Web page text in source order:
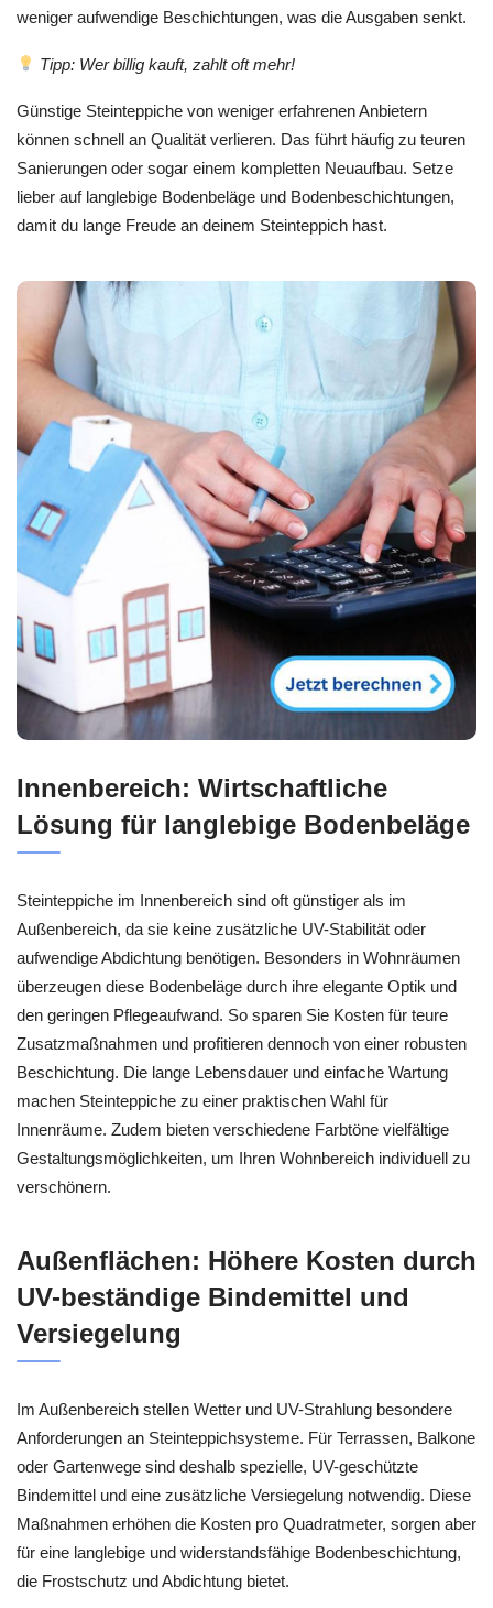
weniger aufwendige Beschichtungen, was die Ausgaben senkt.
Tipp: Wer billig kauft, zahlt oft mehr!
Günstige Steinteppiche von weniger erfahrenen Anbietern
können schnell an Qualität verlieren. Das führt häufig zu teuren
Sanierungen oder sogar einem kompletten Neuaufbau. Setze
lieber auf langlebige Bodenbeläge und Bodenbeschichtungen,
damit du lange Freude an deinem Steinteppich hast.
Innenbereich: Wirtschaftliche
Lösung für langlebige Bodenbeläge
Steinteppiche im Innenbereich sind oft günstiger als im
Außenbereich, da sie keine zusätzliche UV-Stabilität oder
aufwendige Abdichtung benötigen. Besonders in Wohnräumen
überzeugen diese Bodenbeläge durch ihre elegante Optik und
den geringen Pflegeaufwand. So sparen Sie Kosten für teure
Zusatzmaßnahmen und profitieren dennoch von einer robusten
Beschichtung. Die lange Lebensdauer und einfache Wartung
machen Steinteppiche zu einer praktischen Wahl für
Innenräume. Zudem bieten verschiedene Farbtöne vielfältige
Gestaltungsmöglichkeiten, um Ihren Wohnbereich individuell zu
verschönern.
Außenflächen: Höhere Kosten durch
UV-beständige Bindemittel und
Versiegelung
Im Außenbereich stellen Wetter und UV-Strahlung besondere
Anforderungen an Steinteppichsysteme. Für Terrassen, Balkone
oder Gartenwege sind deshalb spezielle, UV-geschützte
Bindemittel und eine zusätzliche Versiegelung notwendig. Diese
Maßnahmen erhöhen die Kosten pro Quadratmeter, sorgen aber
für eine langlebige und widerstandsfähige Bodenbeschichtung,
die Frostschutz und Abdichtung bietet.